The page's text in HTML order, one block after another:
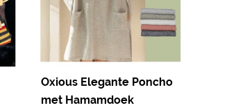
Oxious Elegante Poncho
met Hamamdoek